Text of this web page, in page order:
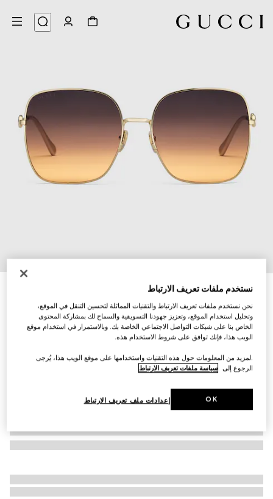
نظارات شمسية بإطار مربع
تنويعاتذهبي ومتعدد الألوان
نستخدم ملفات تعريف الارتباط
نحن نستخدم ملفات تعريف الارتباط والتقنيات المماثلة لتحسين التنقل في الموقع،
وتحليل استخدام الموقع، وتعزيز جهودنا التسويقية والسماح لك بمشاركة المحتوى
الخاص بنا على شبكات التواصل الاجتماعي الخاصة بك. وبالاستمرار في استخدام موقع
الويب هذا، فإنك توافق على شروط الاستخدام هذه.
.لمزيد من المعلومات حول هذه التقنيات واستخدامها على موقع الويب هذا، يُرجى
الرجوع إلى سياسة ملفات تعريف الارتباط
إعدادات ملف تعريف الارتباط OK